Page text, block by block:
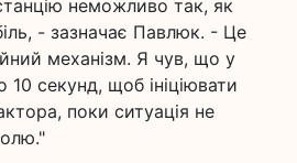
неможливо так, як
- зазначає Павлюк. - Це
механізм. Я чув, що у
10 секунд, щоб ініціювати
поки ситуація не